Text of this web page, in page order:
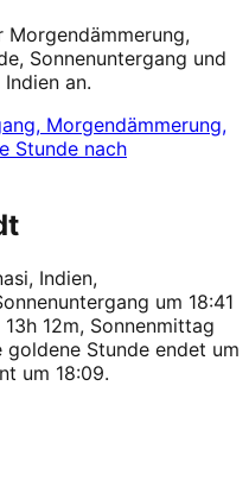
Sonnenuntergang und
an.
Morgendämmerung,
Stunde nach
Indien,
um 18:41
12m, Sonnenmittag
Stunde endet um
um 18:09.